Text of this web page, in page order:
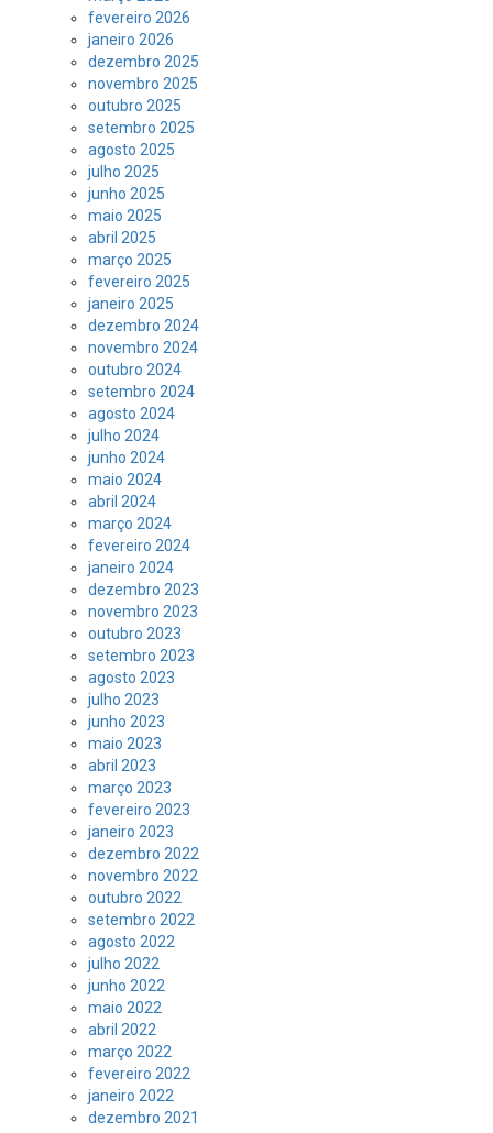
fevereiro 2026
janeiro 2026
dezembro 2025
novembro 2025
outubro 2025
setembro 2025
agosto 2025
julho 2025
junho 2025
maio 2025
abril 2025
março 2025
fevereiro 2025
janeiro 2025
dezembro 2024
novembro 2024
outubro 2024
setembro 2024
agosto 2024
julho 2024
junho 2024
maio 2024
abril 2024
março 2024
fevereiro 2024
janeiro 2024
dezembro 2023
novembro 2023
outubro 2023
setembro 2023
agosto 2023
julho 2023
junho 2023
maio 2023
abril 2023
março 2023
fevereiro 2023
janeiro 2023
dezembro 2022
novembro 2022
outubro 2022
setembro 2022
agosto 2022
julho 2022
junho 2022
maio 2022
abril 2022
março 2022
fevereiro 2022
janeiro 2022
dezembro 2021